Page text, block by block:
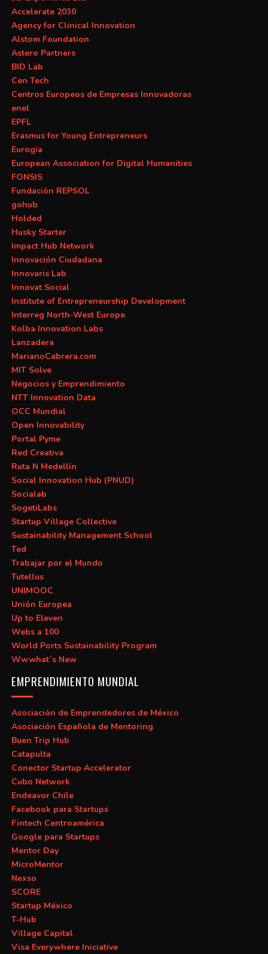
Accelerate 2030
Agency for Clinical Innovation
Alstom Foundation
Astero Partners
BID Lab
Cen Tech
Centros Europeos de Empresas Innovadoras
enel
EPFL
Erasmus for Young Entrepreneurs
Eurogia
European Association for Digital Humanities
FONSIS
Fundación REPSOL
gohub
Holded
Husky Starter
Impact Hub Network
Innovación Ciudadana
Innovaris Lab
Innovat Social
Institute of Entrepreneurship Development
Interreg North-West Europe
Kolba Innovation Labs
Lanzadera
MarianoCabrera.com
MIT Solve
Negocios y Emprendimiento
NTT Innovation Data
OCC Mundial
Open Innovability
Portal Pyme
Red Creativa
Ruta N Medellín
Social Innovation Hub (PNUD)
Socialab
SogetiLabs
Startup Village Collective
Sustainability Management School
Ted
Trabajar por el Mundo
Tutellus
UNIMOOC
Unión Europea
Up to Eleven
Webs a 100
World Ports Sustainability Program
Wwwhat´s New
EMPRENDIMIENTO MUNDIAL
Asociación de Emprendedores de México
Asociación Española de Mentoring
Buen Trip Hub
Catapulta
Conector Startup Accelerator
Cubo Network
Endeavor Chile
Facebook para Startups
Fintech Centroamérica
Google para Startups
Mentor Day
MicroMentor
Nexso
SCORE
Startup México
T-Hub
Village Capital
Visa Everywhere Iniciative